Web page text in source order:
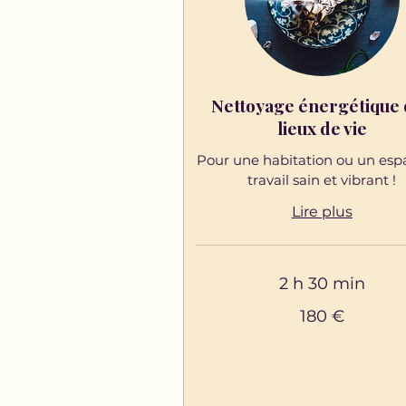
Nettoyage énergétique
lieux de vie
Pour une habitation ou un
travail sain et vibrant !
Lire plus
2 h 30 min
180 €